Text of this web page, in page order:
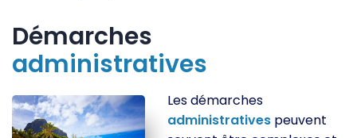
Démarches
administratives
Les démarches
administratives peuvent